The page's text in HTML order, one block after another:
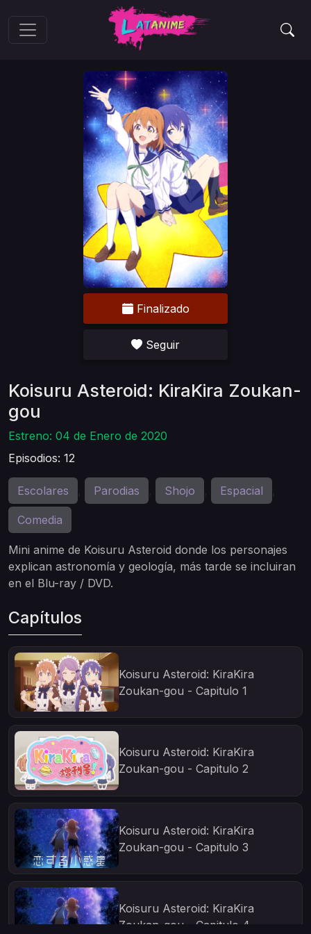
Finalizado
Seguir
Koisuru Asteroid: KiraKira Zoukan-
gou
Estreno: 04 de Enero de 2020
Episodios: 12
Escolares Parodias Shojo Espacial
Comedia
Mini anime de Koisuru Asteroid donde los personajes
explican astronomía y geología, más tarde se incluiran
en el Blu-ray / DVD.
Capítulos
Koisuru Asteroid: KiraKira
Zoukan-gou - Capitulo 1
Koisuru Asteroid: KiraKira
Zoukan-gou - Capitulo 2
Koisuru Asteroid: KiraKira
Zoukan-gou - Capitulo 3
Koisuru Asteroid: KiraKira
Zoukan-gou - Capitulo 4